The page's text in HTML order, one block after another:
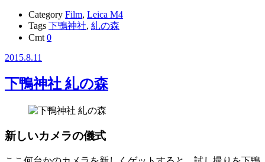
Category Film, Leica M4
Tags 下鴨神社, 糺の森
Cmt 0
2015.8.11
下鴨神社 糺の森
新しいカメラの儀式